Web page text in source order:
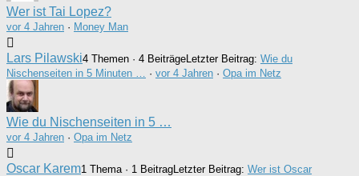
Wer ist Tai Lopez?
vor 4 Jahren · Money Man
Lars Pilawski4 Themen · 4 BeiträgeLetzter Beitrag: Wie du
Nischenseiten in 5 Minuten …
· vor 4 Jahren · Opa im Netz
Wie du Nischenseiten in 5 …
vor 4 Jahren · Opa im Netz
Oscar Karem1 Thema · 1 BeitragLetzter Beitrag: Wer ist Oscar